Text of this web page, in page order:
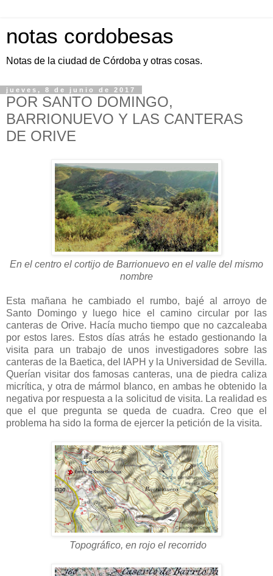
notas cordobesas
Notas de la ciudad de Córdoba y otras cosas.
jueves, 8 de junio de 2017
POR SANTO DOMINGO,
BARRIONUEVO Y LAS CANTERAS
DE ORIVE
En el centro el cortijo de Barrionuevo en el valle del mismo
nombre
Esta mañana he cambiado el rumbo, bajé al arroyo de
Santo Domingo y luego hice el camino circular por las
canteras de Orive. Hacía mucho tiempo que no cazcaleaba
por estos lares. Estos días atrás he estado gestionando la
visita para un trabajo de unos investigadores sobre las
canteras de la Baetica, del IAPH y la Universidad de Sevilla.
Querían visitar dos famosas canteras, una de piedra caliza
micrítica, y otra de mármol blanco, en ambas he obtenido la
negativa por respuesta a la solicitud de visita. La realidad es
que el que pregunta se queda de cuadra. Creo que el
problema ha sido la forma de ejercer la petición de la visita.
Topográfico, en rojo el recorrido